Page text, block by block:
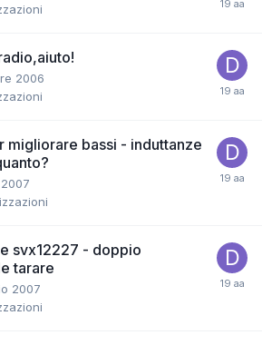
2006
migliorare bassi - induttanze
svx12227 - doppio
tarare
2007